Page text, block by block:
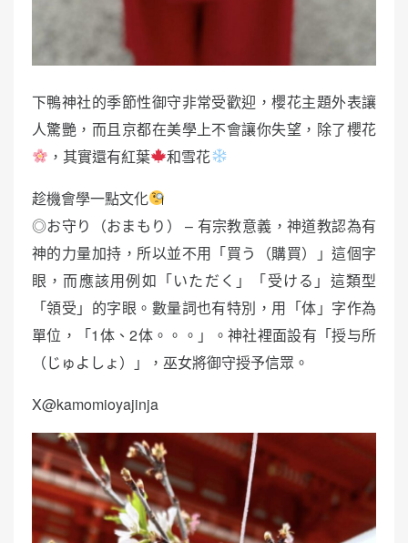
下鴨神社的季節性御守非常受歡迎，櫻花主題外表讓
人驚艷，而且京都在美學上不會讓你失望，除了櫻花
，其實還有紅葉
和雪花
趁機會學一點文化
◎お守り（おまもり） – 有宗教意義，神道教認為有
神的力量加持，所以並不用「買う（購買）」這個字
眼，而應該用例如「いただく」「受ける」這類型
「領受」的字眼。數量詞也有特別，用「体」字作為
單位，「1体、2体。。。」。神社裡面設有「授与所
（じゅよしょ）」，巫女將御守授予信眾。
X@kamomioyajinja